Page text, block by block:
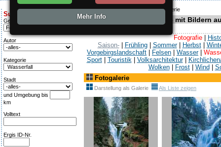
Suche:
Genre
Autor
Kategorie
Stadt
und Umgebung bis
km
Volltext
Ergis ID-Nr.
ergis.cz>Über die Region> Fotogalerie
Foto- und Bildergalerie mit Bildern
Fotografie|
Saison-| Frühling| Sommer| Herbst|
Vorgebirgslandschaft
Felsen Wasser|
Sport| Touristik| Volksarchitektur|
Wolken| Frost| Wind
Fotogalerie
Darstellung als Galerie Als Liste zeigen
Mehr Info